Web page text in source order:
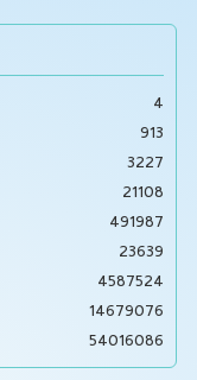
4
913
3227
21108
491987
23639
4587524
14679076
54016086